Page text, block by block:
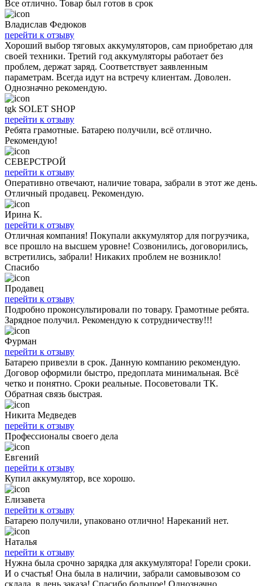
Все отлично. Товар был готов в срок
Владислав Федюков
перейти к отзыву
Хороший выбор тяговых аккумуляторов, сам приобретаю для
своей техники. Третий год аккумуляторы работает без
проблем, держат заряд. Соответствует заявленным
параметрам. Всегда идут на встречу клиентам. Доволен.
Однозначно рекомендую.
tgk SOLET SHOP
перейти к отзыву
Ребята грамотные. Батарею получили, всё отлично.
Рекомендую!
СЕВЕРСТРОЙ
перейти к отзыву
Оперативно отвечают, наличие товара, забрали в этот же день.
Отличный продавец. Рекомендую.
Ирина К.
перейти к отзыву
Отличная компания! Покупали аккумулятор для погрузчика,
все прошло на высшем уровне! Созвонились, договорились,
встретились, забрали! Никаких проблем не возникло!
Спасибо
Продавец
перейти к отзыву
Подробно проконсультировали по товару. Грамотные ребята.
Зарядное получил. Рекомендую к сотрудничеству!!!
Фурман
перейти к отзыву
Батарею привезли в срок. Данную компанию рекомендую.
Договор оформили быстро, предоплата минимальная. Всё
четко и понятно. Сроки реальные. Посоветовали ТК.
Обратная связь быстрая.
Никита Медведев
перейти к отзыву
Профессионалы своего дела
Евгений
перейти к отзыву
Купил аккумулятор, все хорошо.
Елизавета
перейти к отзыву
Батарею получили, упаковано отлично! Нареканий нет.
Наталья
перейти к отзыву
Нужна была срочно зарядка для аккумулятора! Горели сроки.
И о счастья! Она была в наличии, забрали самовывозом со
склада, в день заказа! Спасибо большое! Однозначно